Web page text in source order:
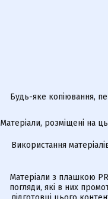
Будь-яке копіювання,
Матеріали, розміщені на
Використання
Матеріали з плашкою
погляди, які в них